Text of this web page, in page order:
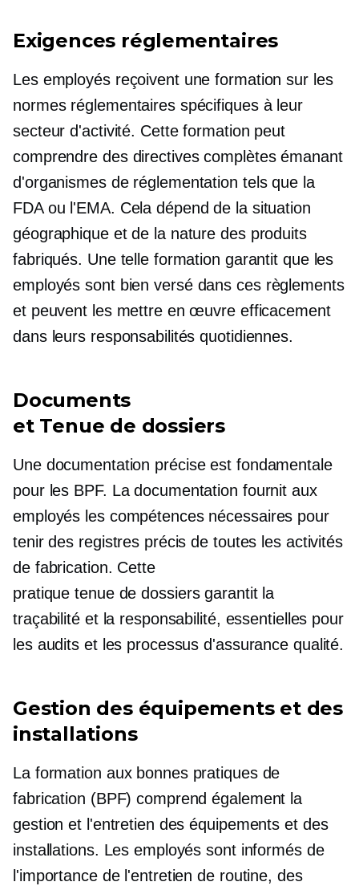
Exigences réglementaires
Les employés reçoivent une formation sur les
normes réglementaires spécifiques à leur
secteur d'activité. Cette formation peut
comprendre des directives complètes émanant
d'organismes de réglementation tels que la
FDA ou l'EMA. Cela dépend de la situation
géographique et de la nature des produits
fabriqués. Une telle formation garantit que les
employés sont bien versédans ces règlements
et peuvent les mettre en œuvre efficacement
dans leurs responsabilités quotidiennes.
Documents
et Tenue de dossiers
Une documentation précise est fondamentale
pour les BPF. La documentation fournit aux
employés les compétences nécessaires pour
tenir des registres précis de toutes les activités
de fabrication. Cette
pratiquetenue de dossiersgarantit la
traçabilité et la responsabilité, essentielles pour
les audits et les processus d'assurance qualité.
Gestion des équipements et des
installations
La formation aux bonnes pratiques de
fabrication (BPF) comprend également la
gestion et l'entretien des équipements et des
installations. Les employés sont informés de
l'importance de l'entretien de routine, des